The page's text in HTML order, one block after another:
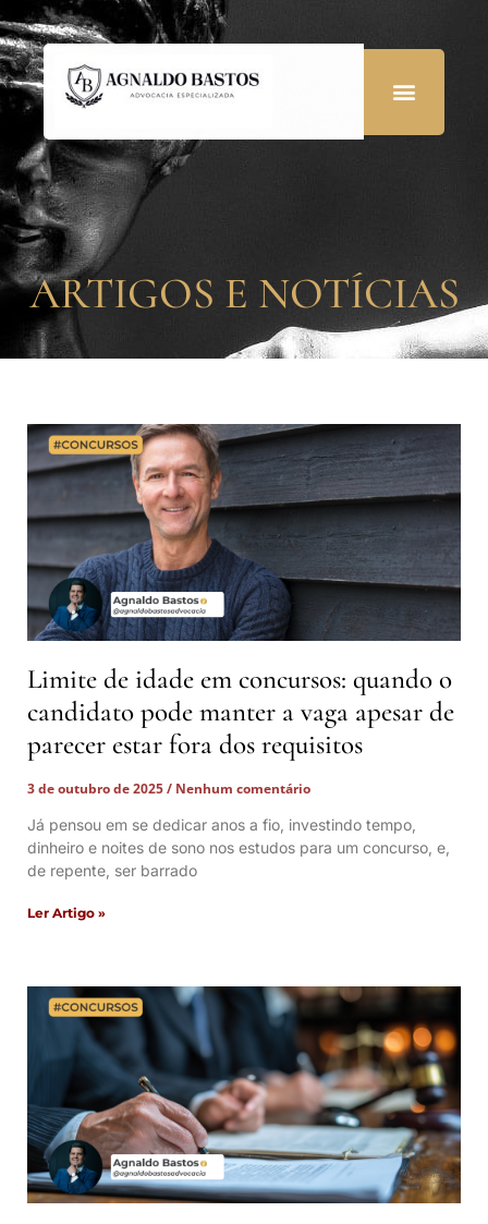
ARTIGOS E NOTÍCIAS
Limite de idade em concursos: quando o
candidato pode manter a vaga apesar de
parecer estar fora dos requisitos
3 de outubro de 2025
Nenhum comentário
Já pensou em se dedicar anos a fio, investindo tempo,
dinheiro e noites de sono nos estudos para um concurso, e,
de repente, ser barrado
Ler Artigo »